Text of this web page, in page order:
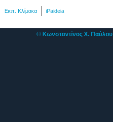
Εκπ. Κλίμακα iPaideia
© Κωνσταντίνος Χ.